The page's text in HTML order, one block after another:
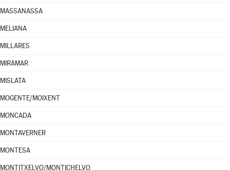
MASSANASSA
MELIANA
MILLARES
MIRAMAR
MISLATA
MOGENTE/MOIXENT
MONCADA
MONTAVERNER
MONTESA
MONTITXELVO/MONTICHELVO